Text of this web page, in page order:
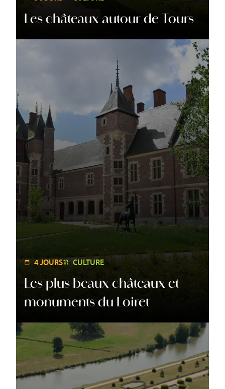
Les châteaux autour de Tours
4 JOURS CULTURE
Les plus beaux châteaux et
monuments du Loiret